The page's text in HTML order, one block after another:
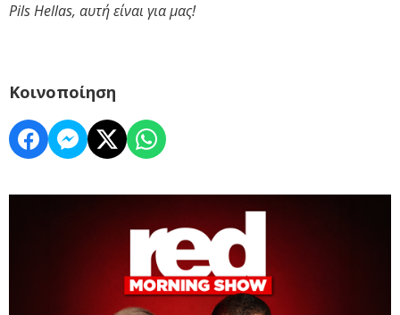
Pils Hellas, αυτή είναι για μας!
Κοινοποίηση